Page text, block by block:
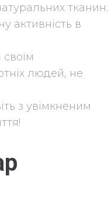
тканин.
активність в
своїм
людей, не
з увімкненим